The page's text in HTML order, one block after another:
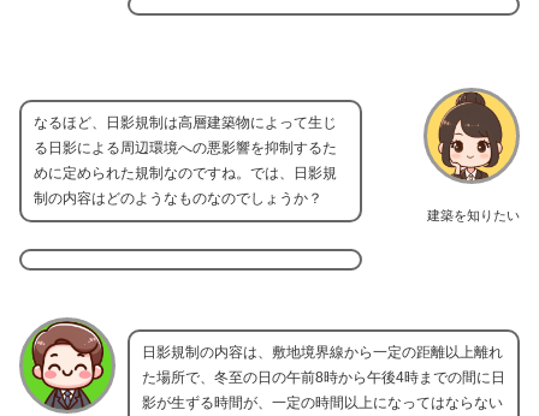
建築を知りたい
なるほど、日影規制は高層建築物によって生じ
る日影による周辺環境への悪影響を抑制するた
めに定められた規制なのですね。では、日影規
制の内容はどのようなものなのでしょうか？
日影規制の内容は、敷地境界線から一定の距離以上離れ
た場所で、冬至の日の午前8時から午後4時までの間に日
影が生ずる時間が、一定の時間以上になってはならない